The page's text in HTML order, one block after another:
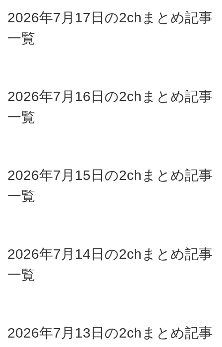
2026年7月17日の2chまとめ記事
一覧
2026年7月16日の2chまとめ記事
一覧
2026年7月15日の2chまとめ記事
一覧
2026年7月14日の2chまとめ記事
一覧
2026年7月13日の2chまとめ記事